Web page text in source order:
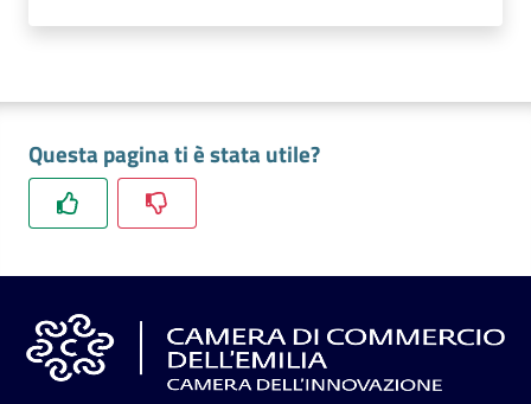
Tutelare
Consumatore
in
Questa pagina ti è stata utile?